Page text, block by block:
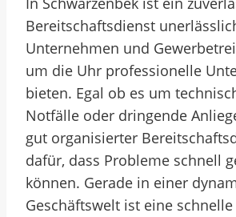
Bereitschaftsdienst
Unternehmen und
um die Uhr professionelle
bieten. Egal ob es um
Notfälle oder dringende
gut organisierter
dafür, dass Probleme schnell
können. Gerade in einer
Geschäftswelt ist eine